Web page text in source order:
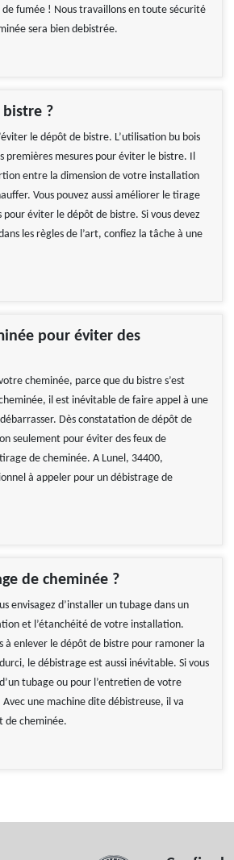
fumée ! Nous travaillons en toute sécurité
sera bien debistrée.
?
le dépôt de bistre. L’utilisation bu bois
premières mesures pour éviter le bistre. Il
entre la dimension de votre installation
Vous pouvez aussi améliorer le tirage
pour éviter le dépôt de bistre. Si vous devez
les règles de l’art, confiez la tâche à une
pour éviter des
cheminée, parce que du bistre s’est
il est inévitable de faire appel à une
Dès constatation de dépôt de
seulement pour éviter des feux de
de cheminée. A Lunel, 34400,
à appeler pour un débistrage de
de cheminée ?
envisagez d’installer un tubage dans un
et l’étanchéité de votre installation.
à enlever le dépôt de bistre pour ramoner la
le débistrage est aussi inévitable. Si vous
tubage ou pour l’entretien de votre
une machine dite débistreuse, il va
de cheminée.